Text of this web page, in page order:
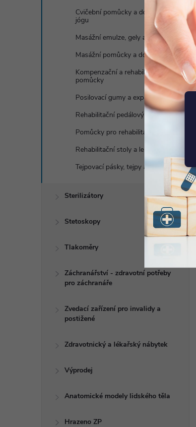
Cvičební pomůcky a doplňky na
jógu
Masážní emulze, gely a oleje
Masážní pomůcky a doplňky
Kompenzační a rehabilitační
pomůcky
Posilovací gumy a expandery
Rehabilitační pedálový trenažér
Pomůcky pro rehabilitace rukou
Rehabilitační stoly a lehátka
Tejpovací pásky, tejpy a podtejpy
Sterilizátory
Stetoskopy
Tlakoměry
Záchranářství - zdravotní potřeby
pro záchranáře
Zvedací zařízení pro invalidy a
postižené
Zdravotnický a lékařský nábytek
Výprodej
Anatomické modely lidského těla
Hrazeno ZP